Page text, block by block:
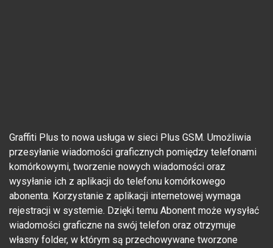
Graffiti Plus to nowa usługa w sieci Plus GSM. Umożliwia
przesyłanie wiadomości graficznych pomiędzy telefonami
komórkowymi, tworzenie nowych wiadomości oraz
wysyłanie ich z aplikacji do telefonu komórkowego
abonenta. Korzystanie z aplikacji internetowej wymaga
rejestracji w systemie. Dzięki temu Abonent może wysyłać
wiadomości graficzne na swój telefon oraz otrzymuje
własny folder, w którym są przechowywane tworzone